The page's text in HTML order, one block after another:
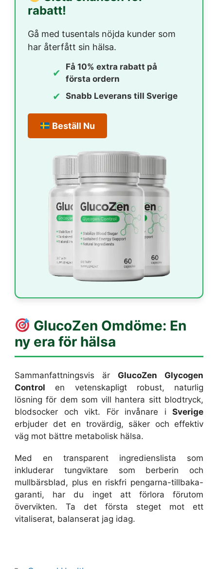
rabatt!
Gå med tusentals nöjda kunder som
har återfått sin hälsa.
✔
Få 10% extra rabatt på
första ordern
✔ Snabb Leverans till Sverige
Beställ Nu
GlucoZen Omdöme: En
ny era för hälsa
Sammanfattningsvis är GlucoZen Glycogen
Control en vetenskapligt robust, naturlig
lösning för dem som vill hantera sitt blodtryck,
blodsocker och vikt. För invånare i Sverige
erbjuder det en trovärdig, säker och effektiv
väg mot bättre metabolisk hälsa.
Med en transparent ingredienslista som
inkluderar tungviktare som berberin och
mullbärsblad, plus en riskfri pengarna-tillbaka-
garanti, har du inget att förlora förutom
övervikten. Ta det första steget mot ett
vitaliserat, balanserat jag idag.